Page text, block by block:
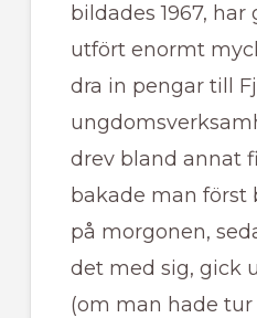
bildades 1967, har
utfört enormt
dra in pengar till
drev bland annat
bakade man först
på morgonen,
det med sig, gick
(om man hade